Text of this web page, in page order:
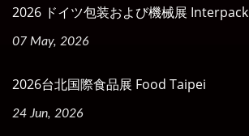
2026 ドイツ包装および機械展 Interpack
07 May, 2026
2026台北国際食品展 Food Taipei
24 Jun, 2026